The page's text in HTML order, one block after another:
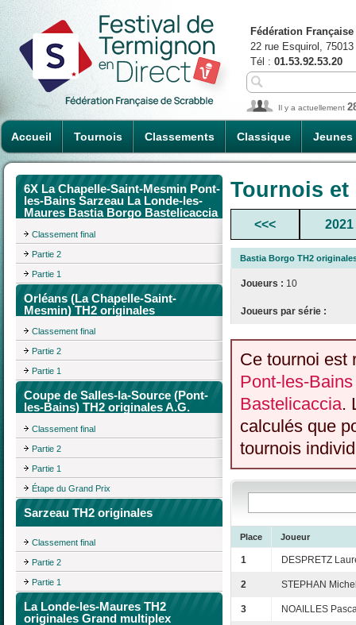
Accueil Tournois Classements Classique Jeunes
Fédération
22 rue Esquirol,
Tél : 01.53.92.53.20
Il y a actuellement
6X La Chapelle-Saint-Mesmin Pont-
les-Bains Sarzeau La Londe-les-
Maures Bastia Borgo Bastelicaccia
Classement final
Partie 2
Partie 1
Orléans (La Chapelle-Saint-
Mesmin) TH2 originales
Classement final
Partie 2
Partie 1
Coupe de Salles-la-Source (Pont-
les-Bains) TH2 originales A.G.
Classement final
Partie 2
Partie 1
Étape du Grand Prix
Sarzeau TH2 originales
Classement final
Partie 2
Partie 1
La Londe-les-Maures TH2
originales Grand multiplex
Tournois
<<< 2021
Bastia Borgo TH2
Joueurs : 10
Joueurs par série :
Ce tournoi est
Pont-les-
Bastelicaccia.
calculés que
tournois
Place Joueur
1 DESPRETZ
2 STEPHAN
3 NOAILLES